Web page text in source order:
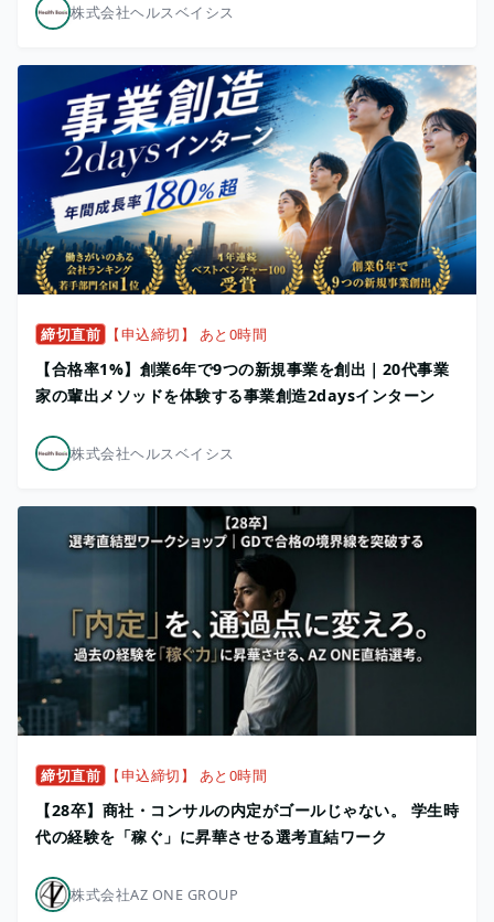
株式会社ヘルスベイシス
締切直前 【申込締切】 あと0時間
【合格率1%】創業6年で9つの新規事業を創出｜20代事業
家の輩出メソッドを体験する事業創造2daysインターン
株式会社ヘルスベイシス
締切直前 【申込締切】 あと0時間
【28卒】商社・コンサルの内定がゴールじゃない。 学生時
代の経験を「稼ぐ」に昇華させる選考直結ワーク
株式会社AZ ONE GROUP